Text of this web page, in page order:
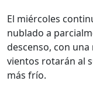
El miércoles
nublado a
descenso, con una
vientos rotarán al
más frío.